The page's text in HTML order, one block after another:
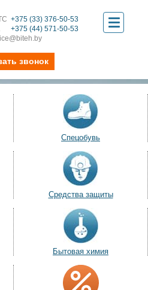
+375 (33) 376-50-53
+375 (44) 571-50-53
Toggle
звонок
Спецобувь
Средства защиты
Бытовая химия